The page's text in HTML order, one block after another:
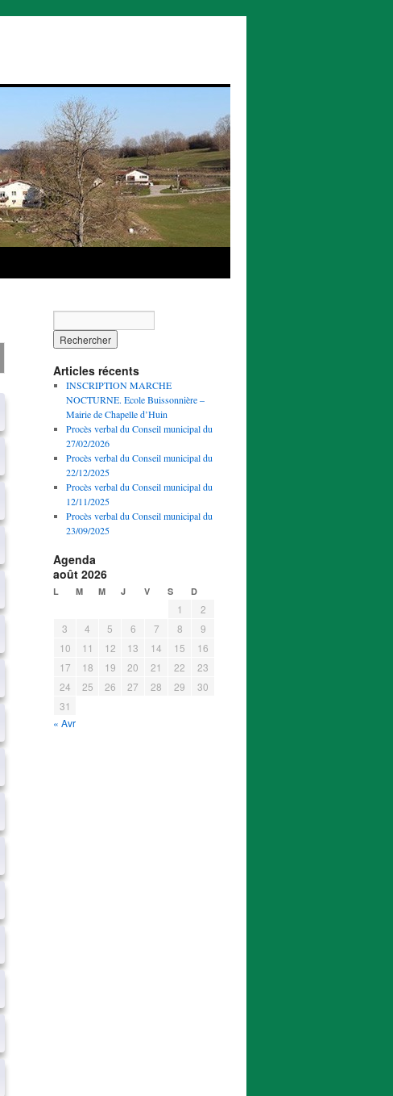
Articles récents
INSCRIPTION MARCHE
NOCTURNE. Ecole Buissonnière –
Mairie de Chapelle d’Huin
Procès verbal du Conseil municipal du
27/02/2026
Procès verbal du Conseil municipal du
22/12/2025
Procès verbal du Conseil municipal du
12/11/2025
Procès verbal du Conseil municipal du
23/09/2025
Agenda
août 2026
L M M J V S D
1
2
3
4 5 6 7 8
9
10
11 12 13 14 15
16
17
18 19 20 21 22
23
24
25 26 27 28 29
30
31
« Avr